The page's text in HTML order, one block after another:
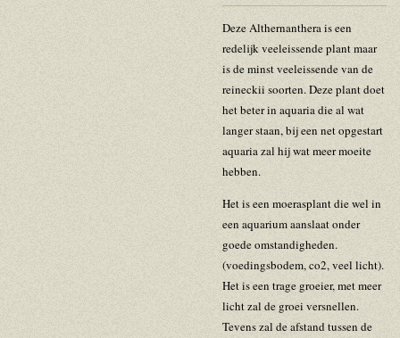
Deze Althernanthera is een
redelijk veeleissende plant maar
is de minst veeleissende van de
reineckii soorten. Deze plant doet
het beter in aquaria die al wat
langer staan, bij een net opgestart
aquaria zal hij wat meer moeite
hebben.
Het is een moerasplant die wel in
een aquarium aanslaat onder
goede omstandigheden.
(voedingsbodem, co2, veel licht).
Het is een trage groeier, met meer
licht zal de groei versnellen.
Tevens zal de afstand tussen de